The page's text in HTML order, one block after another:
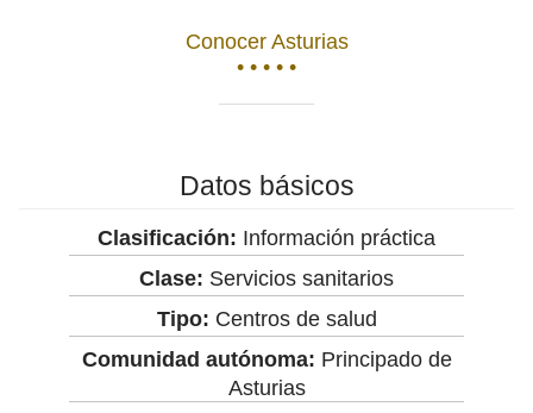
Conocer Asturias
• • • • •
Datos básicos
Clasificación: Información práctica
Clase: Servicios sanitarios
Tipo: Centros de salud
Comunidad autónoma: Principado de
Asturias